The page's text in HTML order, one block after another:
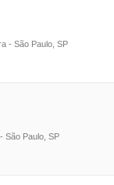
- São Paulo, SP
São Paulo, SP